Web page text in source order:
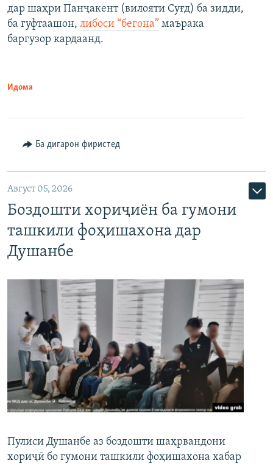
дар шаҳри Панҷакент (вилояти Суғд) ба зидди,
ба гуфтаашон, либоси “бегона” маърака
баргузор кардаанд.
Идома
Ба дигарон фиристед
Август 05, 2026
Боздошти хориҷиён ба гумони
ташкили фоҳишахона дар
Душанбе
Пулиси Душанбе аз боздошти шаҳрвандони
хориҷӣ бо гумони ташкили фоҳишахона хабар